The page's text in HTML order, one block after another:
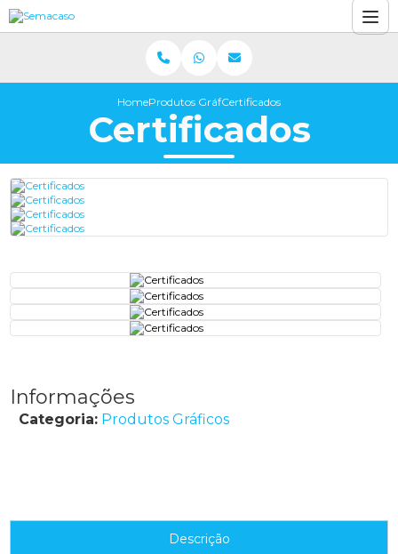
HomeProdutos GráficosCertificados
Certificados
Informações
Categoria: Produtos Gráficos
Descrição